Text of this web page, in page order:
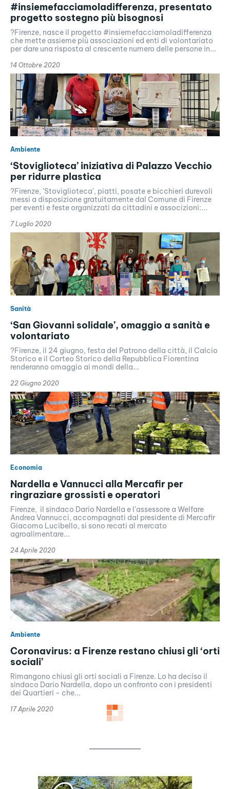
#insiemefacciamoladifferenza, presentato
progetto sostegno più bisognosi
?Firenze, nasce il progetto #insiemefacciamoladifferenza
che mette assieme più associazioni ed enti di volontariato
per dare una risposta al crescente numero delle persone in...
14 Ottobre 2020
Ambiente
‘Stoviglioteca’ iniziativa di Palazzo Vecchio
per ridurre plastica
?Firenze, 'Stoviglioteca', piatti, posate e bicchieri durevoli
messi a disposizione gratuitamente dal Comune di Firenze
per eventi e feste organizzati da cittadini e associzioni:...
7 Luglio 2020
Sanità
‘San Giovanni solidale’, omaggio a sanità e
volontariato
?Firenze, il 24 giugno, festa del Patrono della città, il Calcio
Storico e il Corteo Storico della Repubblica Fiorentina
renderanno omaggio ai mondi della...
22 Giugno 2020
Economia
Nardella e Vannucci alla Mercafir per
ringraziare grossisti e operatori
Firenze, il sindaco Dario Nardella e l’assessore a Welfare
Andrea Vannucci, accompagnati dal presidente di Mercafir
Giacomo Lucibello, si sono recati al mercato
agroalimentare...
24 Aprile 2020
Ambiente
Coronavirus: a Firenze restano chiusi gli ‘orti
sociali’
Rimangono chiusi gli orti sociali a Firenze. Lo ha deciso il
sindaco Dario Nardella, dopo un confronto con i presidenti
dei Quartieri - che...
17 Aprile 2020